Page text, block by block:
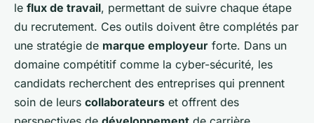
le flux de travail, permettant de suivre chaque étape
du recrutement. Ces outils doivent être complétés par
une stratégie de marque employeur forte. Dans un
domaine compétitif comme la cyber-sécurité, les
candidats recherchent des entreprises qui prennent
soin de leurs collaborateurs et offrent des